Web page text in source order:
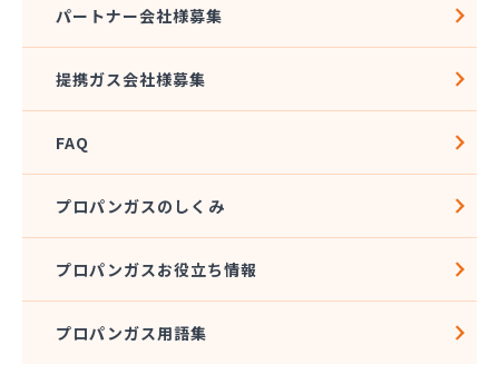
株式会社アドニス
株式会社あみや商事 本社
株式会社エイチティーピー
株式会社エイチティーピー
株式会社エス・アイ東海
株式会社オーテック
株式会社オーテック 西三河営業所
株式会社ガスキット
パートナー会社様募集
提携ガス会社様募集
FAQ
プロパンガスのしくみ
プロパンガスお役立ち情報
プロパンガス用語集